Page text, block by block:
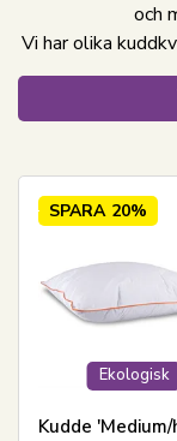
och
Vi har olika
Ekologisk
SPARA 20%
Kudde